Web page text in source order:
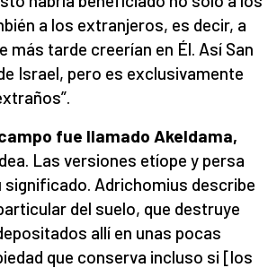
a los extranjeros, es decir, a
más tarde creerían en Él. Así San
Israel, pero es exclusivamente
fue llamado Akeldama,
Las versiones etíope y persa
significado. Adrichomius describe
del suelo, que destruye
allí en unas pocas
que conserva incluso si [los